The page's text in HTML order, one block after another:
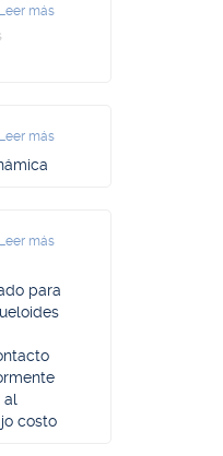
Leer más
Leer más
Leer más
para
al
costo